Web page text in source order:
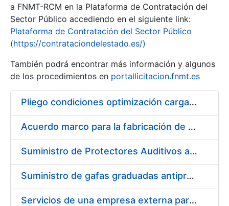
Erakutsi/Ezkutatu
a FNMT-RCM en la Plataforma de Contratación del
Sector Público accediendo en el siguiente link:
Plataforma de Contratación del Sector Público
(https://contrataciondelestado.es/)
También podrá encontrar más información y algunos
de los procedimientos en portallicitacion.fnmt.es
Pliego condiciones optimización cargas compras firmado
Acuerdo marco para la fabricación de piezas
Suministro de Protectores Auditivos a medida para las personas trabajadoras de los Centros de Trabajo de Madrid y Burgos
Suministro de gafas graduadas antiproyecciones para los trabajadores de la FNMT-RCM en los centros de trabajo de Madrid y Burgos
Servicios de una empresa externa para el asesoramiento y resolución de los recursos de alzada que se presentan relacionados con procesos de selección para la FNMT-RCM